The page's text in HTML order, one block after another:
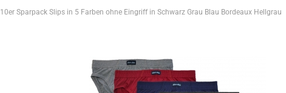
10er Sparpack Slips in 5 Farben ohne Eingriff in Schwarz Grau Blau Bordeaux Hellgrau